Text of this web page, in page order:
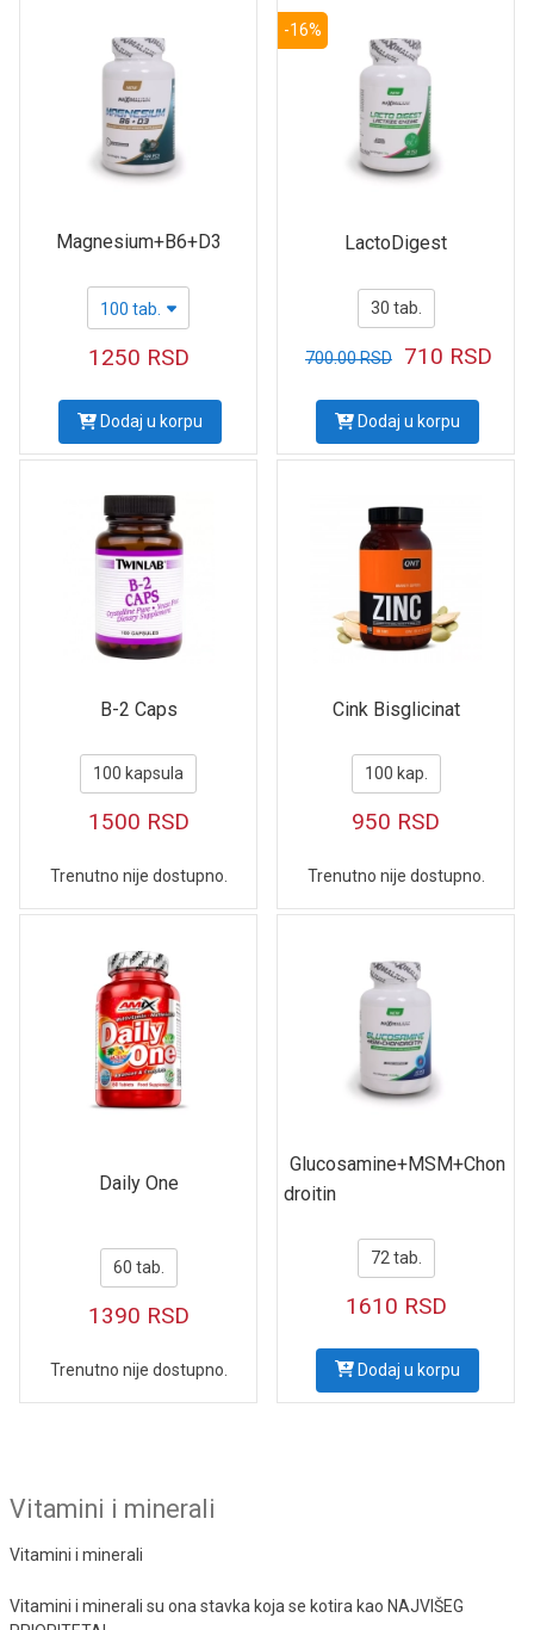
Magnesium+B6+D3
100 tab.
1250 RSD
Dodaj u korpu
-16%
LactoDigest
30 tab.
700.00RSD 710 RSD
Dodaj u korpu
B-2 Caps
100 kapsula
1500 RSD
Trenutno nije dostupno.
Cink Bisglicinat
100 kap.
950 RSD
Trenutno nije dostupno.
Daily One
60 tab.
1390 RSD
Trenutno nije dostupno.
Glucosamine+MSM+Chon
droitin
72 tab.
1610 RSD
Dodaj u korpu
Vitamini i minerali
Vitamini i minerali
Vitamini i minerali su ona stavka koja se kotira kao NAJVIŠEG